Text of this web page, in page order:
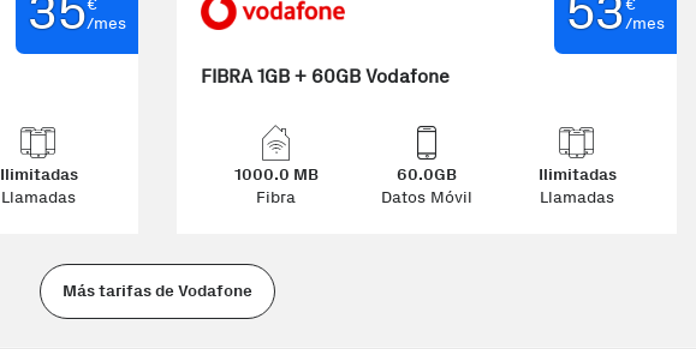
/mes
Ilimitadas
Llamadas
/mes
FIBRA 1GB + 60GB Vodafone
1000.0 MB
Fibra
60.0GB
Datos Móvil
Ilimitadas
Llamadas
Más tarifas de Vodafone